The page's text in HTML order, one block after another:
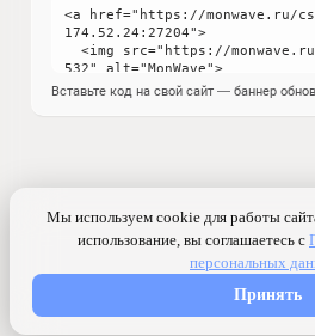
Вставьте код на свой сайт — баннер